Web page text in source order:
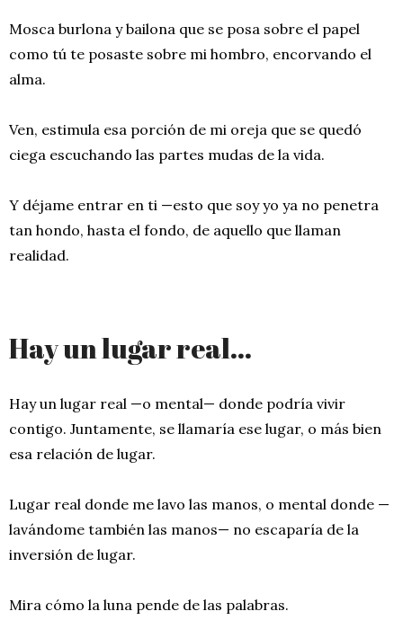
Mosca burlona y bailona que se posa sobre el papel
como tú te posaste sobre mi hombro, encorvando el
alma.
Ven, estimula esa porción de mi oreja que se quedó
ciega escuchando las partes mudas de la vida.
Y déjame entrar en ti —esto que soy yo ya no penetra
tan hondo, hasta el fondo, de aquello que llaman
realidad.
Hay un lugar real…
Hay un lugar real —o mental— donde podría vivir
contigo. Juntamente, se llamaría ese lugar, o más bien
esa relación de lugar.
Lugar real donde me lavo las manos, o mental donde —
lavándome también las manos— no escaparía de la
inversión de lugar.
Mira cómo la luna pende de las palabras.